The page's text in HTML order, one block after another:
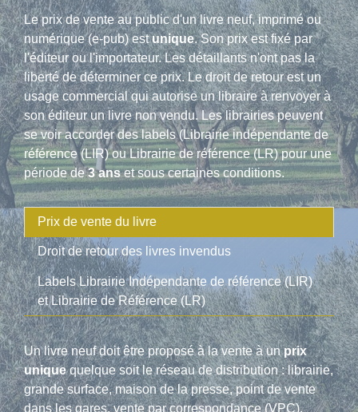
Le prix de vente au public d'un livre neuf, imprimé ou
numérique (e-pub) estunique. Son prix est fixé par
l'éditeur ou l'importateur. Les détaillants n'ont pas la
liberté de déterminer ce prix. Le droit de retour est un
usage commercial qui autorise un libraire à renvoyer à
son éditeur un livre non vendu. Les librairies peuvent
se voir accorder des labels (Librairie indépendante de
référence (LIR) ou Librairie de référence (LR) pour une
période de3 anset sous certaines conditions.
Prix de vente du livre
Droit de retour des livres invendus
Labels Librairie Indépendante de référence (LIR)
et Librairie de Référence (LR)
Un livre neuf doit être proposé à la vente à unprix
uniquequelque soit le réseau de distribution : librairie,
grande surface, maison de la presse, point de vente
dans les gares, vente par correspondance (VPC).